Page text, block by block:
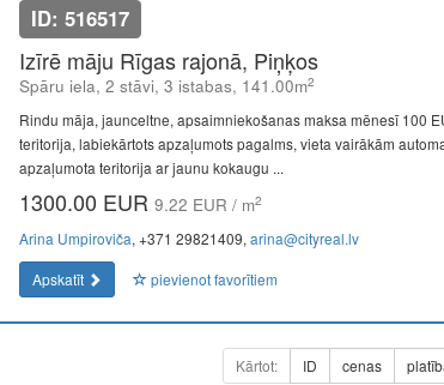
ID: 516517
Izīrē māju Rīgas rajonā, Piņķos
Spāru iela, 2 stāvi, 3 istabas, 141.00m2
Rindu māja, jaunceltne, apsaimniekošanas maksa mēnesī 100
teritorija, labiekārtots apzaļumots pagalms, vieta vairākām
apzaļumota teritorija ar jaunu kokaugu ...
1300.00 EUR 9.22 EUR / m2
Arina Umpiroviča, +371 29821409, arina@cityreal.lv
Apskatīt
pievienot favorītiem
Kārtot: ID cenas